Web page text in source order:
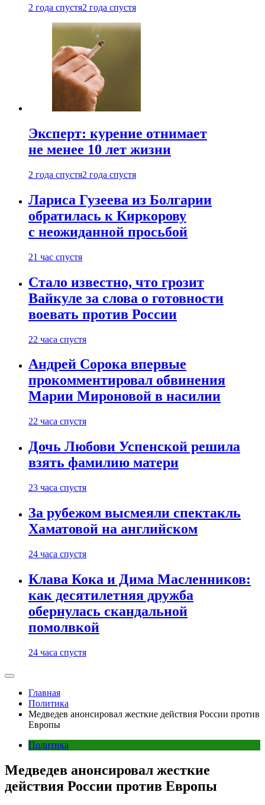
2 года спустя2 года спустя
Эксперт: курение отнимает
не менее 10 лет жизни
2 года спустя2 года спустя
Лариса Гузеева из Болгарии
обратилась к Киркорову
с неожиданной просьбой
21 час спустя
Стало известно, что грозит
Вайкуле за слова о готовности
воевать против России
22 часа спустя
Андрей Сорока впервые
прокомментировал обвинения
Марии Мироновой в насилии
22 часа спустя
Дочь Любови Успенской решила
взять фамилию матери
23 часа спустя
За рубежом высмеяли спектакль
Хаматовой на английском
24 часа спустя
Клава Кока и Дима Масленников:
как десятилетняя дружба
обернулась скандальной
помолвкой
24 часа спустя
Главная
Политика
Медведев анонсировал жесткие действия России против
Европы
Политика
Медведев анонсировал жесткие
действия России против Европы